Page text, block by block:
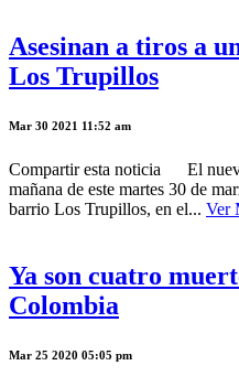
Asesinan a tiros a
Los Trupillos
Mar 30 2021 11:52 am
Compartir esta noticia El
mañana de este martes 30 de
barrio Los Trupillos, en el... Ver
Ya son cuatro
Colombia
Mar 25 2020 05:05 pm